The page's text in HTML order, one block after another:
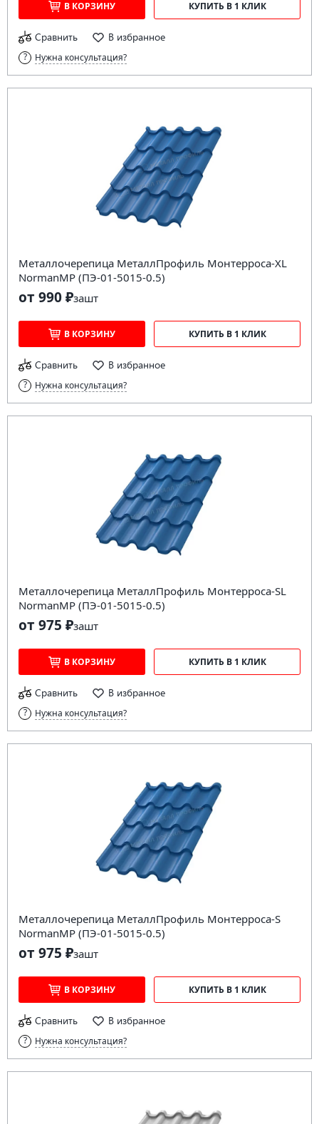
В КОРЗИНУ КУПИТЬ В 1 КЛИК
Сравнить В избранное
Нужна консультация?
Металлочерепица МеталлПрофиль Монтерроса-XL
NormanMP (ПЭ-01-5015-0.5)
от 990 ₽зашт
В КОРЗИНУ КУПИТЬ В 1 КЛИК
Сравнить В избранное
Нужна консультация?
Металлочерепица МеталлПрофиль Монтерроса-SL
NormanMP (ПЭ-01-5015-0.5)
от 975 ₽зашт
В КОРЗИНУ КУПИТЬ В 1 КЛИК
Сравнить В избранное
Нужна консультация?
Металлочерепица МеталлПрофиль Монтерроса-S
NormanMP (ПЭ-01-5015-0.5)
от 975 ₽зашт
В КОРЗИНУ КУПИТЬ В 1 КЛИК
Сравнить В избранное
Нужна консультация?